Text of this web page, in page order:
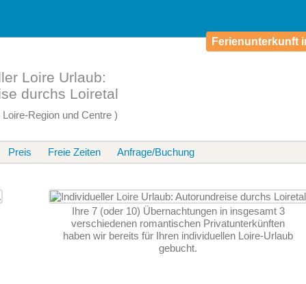
Ferienunterkunft
Loire Urlaub:
durchs Loiretal
Loire-Region und Centre )
Preis Freie Zeiten Anfrage/Buchung
Ihre 7 (oder 10) Übernachtungen in insgesamt 3
verschiedenen romantischen Privatunterkünften
haben wir bereits für Ihren individuellen Loire-Urlaub
gebucht.